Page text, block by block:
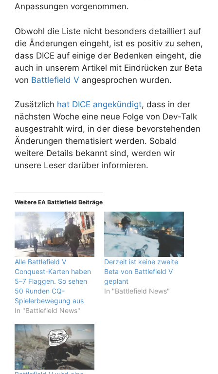
Anpassungen vorgenommen.
Obwohl die Liste nicht besonders detailliert auf
die Änderungen eingeht, ist es positiv zu sehen,
dass DICE auf einige der Bedenken eingeht, die
auch in unserem Artikel mit Eindrücken zur Beta
von Battlefield V angesprochen wurden.
Zusätzlich hat DICE angekündigt, dass in der
nächsten Woche eine neue Folge von Dev-Talk
ausgestrahlt wird, in der diese bevorstehenden
Änderungen thematisiert werden. Sobald
weitere Details bekannt sind, werden wir
unsere Leser darüber informieren.
Weitere EA Battlefield Beiträge
Alle Battlefield V
Conquest-Karten haben
5–7 Flaggen. So sehen
50 Runden CQ-
Spielerbewegung aus
In "Battlefield News"
Derzeit ist keine zweite
Beta von Battlefield V
geplant
In "Battlefield News"